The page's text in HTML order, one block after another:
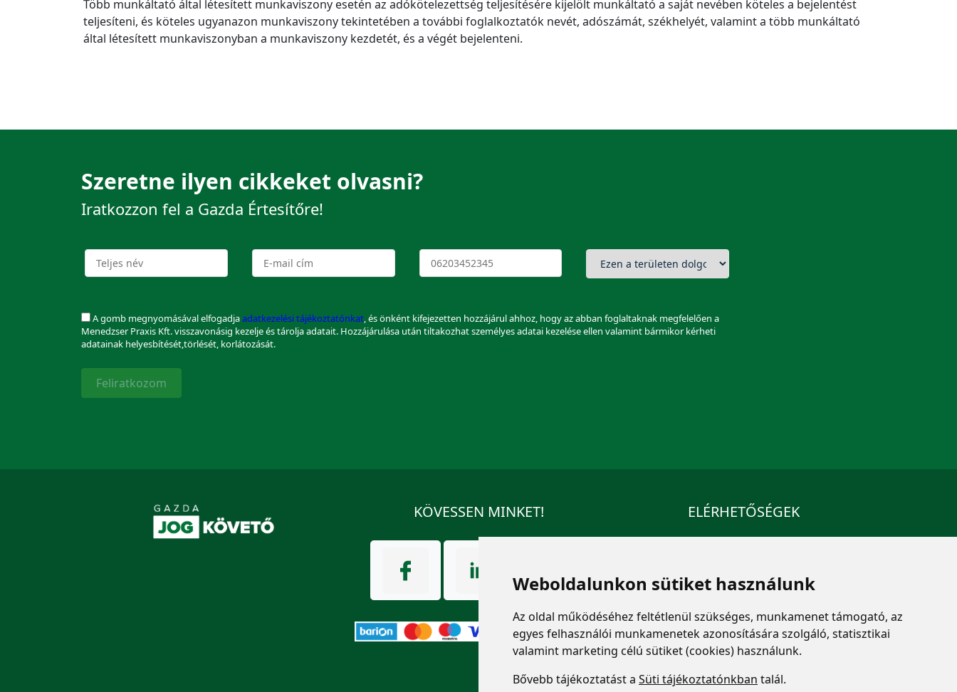
Weboldalunkon sütiket használunk
Az oldal működéséhez feltétlenül szükséges, munkamenet támogató, az
egyes felhasználói munkamenetek azonosítására szolgáló, statisztikai
valamint marketing célú sütiket (cookies) használunk.
Bővebb tájékoztatást a Süti tájékoztatónkban talál.
Több munkáltató által létesített munkaviszony esetén az adókötelezettség teljesítésére kijelölt munkáltató a saját nevében köteles a bejelentést
teljesíteni, és köteles ugyanazon munkaviszony tekintetében a további foglalkoztatók nevét, adószámát, székhelyét, valamint a több munkáltató
által létesített munkaviszonyban a munkaviszony kezdetét, és a végét bejelenteni.
Szeretne ilyen cikkeket olvasni?
Iratkozzon fel a Gazda Értesítőre!
A gomb megnyomásával elfogadjaadatkezelési tájékoztatónkat, és önként kifejezetten hozzájárul ahhoz, hogy az abban foglaltaknak megfelelően a
Menedzser Praxis Kft. visszavonásig kezelje és tárolja adatait. Hozzájárulása után tiltakozhat személyes adatai kezelése ellen valamint bármikor kérheti
adatainak helyesbítését,törlését, korlátozását.
Feliratkozom
KÖVESSEN MINKET! ELÉRHETŐSÉGEK
info@mprx.hu